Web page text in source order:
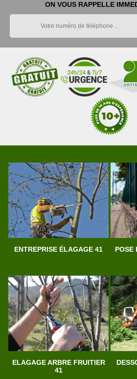
ON VOUS RAPPELLE
ENTREPRISE ÉLAGAGE 41
POSE
ELAGAGE ARBRE FRUITIER
41